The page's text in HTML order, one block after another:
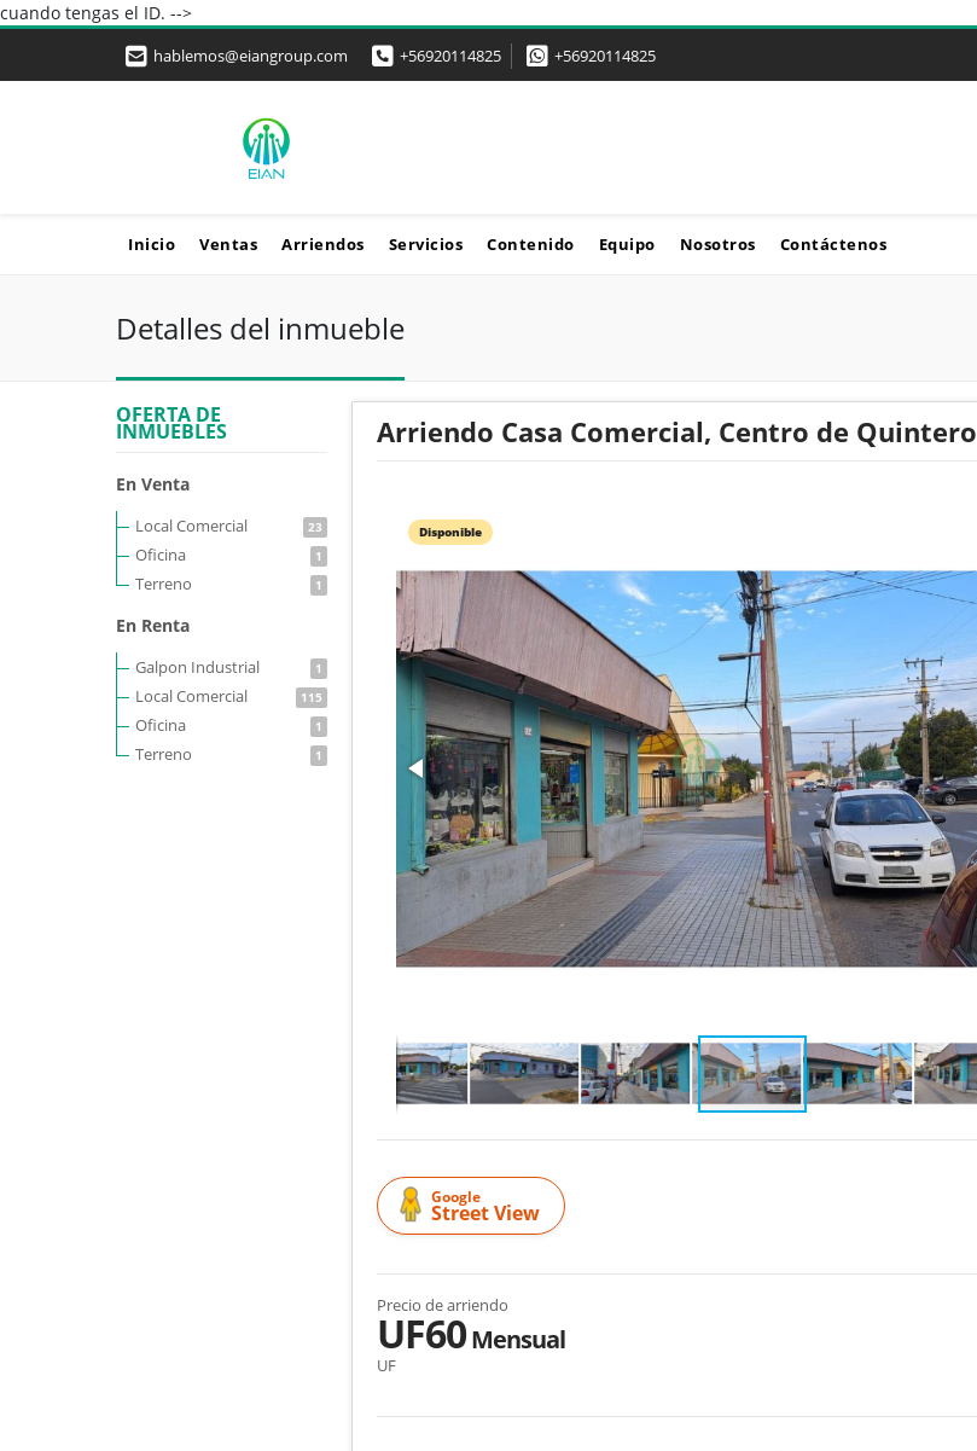
cuando tengas el ID. -->
hablemos@eiangroup.com +56920114825 +56920114825
Inicio Ventas Arriendos Servicios Contenido Equipo Nosotros Contáctenos
Detalles del inmueble
OFERTA DE
INMUEBLES
En Venta
Local Comercial 23
Oficina 1
Terreno 1
En Renta
Galpon Industrial 1
Local Comercial 115
Oficina 1
Terreno 1
Arriendo Casa Comercial, Centro de Quintero
Disponible
Google
Street View
Precio de arriendo
UF60Mensual
UF